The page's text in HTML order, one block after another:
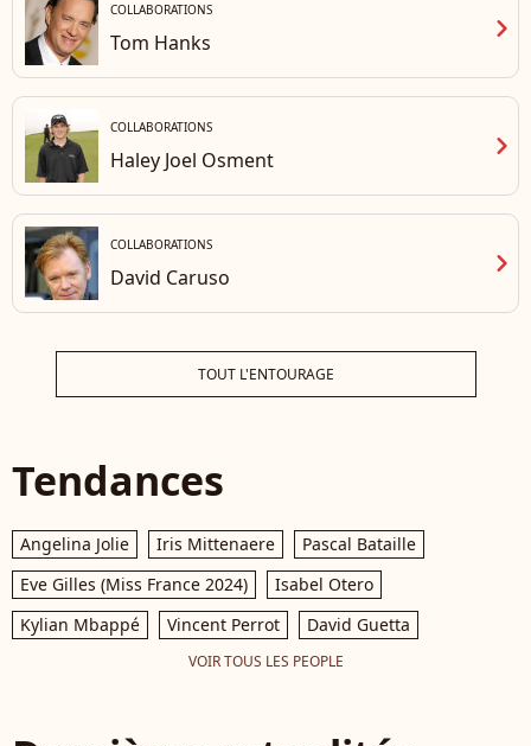
COLLABORATIONS
Tom Hanks chevron_right
COLLABORATIONS
Haley Joel Osment chevron_right
COLLABORATIONS
David Caruso chevron_right
TOUT L'ENTOURAGE
Tendances
Angelina Jolie Iris Mittenaere
Pascal Bataille
Eve Gilles (Miss France 2024)
Isabel Otero
Kylian Mbappé
Vincent Perrot David Guetta
VOIR TOUS LES PEOPLE